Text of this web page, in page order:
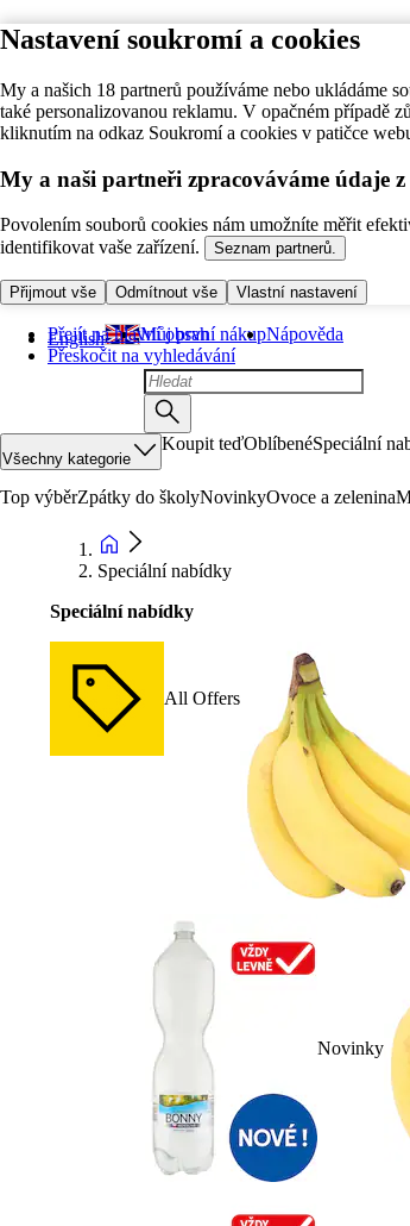
Nastavení soukromí a cookies
My a našich 18 partnerů používáme nebo ukládáme
také personalizovanou reklamu. V opačném případě
kliknutím na odkaz Soukromí a cookies v patičce
My a naši partneři zpracováváme údaje
Povolením souborů cookies nám umožníte měřit
identifikovat vaše zařízení.
Seznam partnerů.
Přijmout vše Odmítnout vše Vlastní nastavení
Přejít na hlavní obsah
Přeskočit na vyhledávání
English Můj první nákupNápověda
Všechny kategorie
Koupit teďOblíbenéSpeciální
Top výběrZpátky do školyNovinkyOvoce a zelenina
Speciální nabídky
Speciální nabídky
All Offers
Novinky